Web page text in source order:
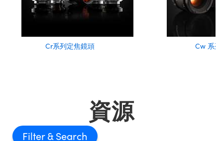
Cr系列定焦鏡頭 Cw 系
資源
Filter